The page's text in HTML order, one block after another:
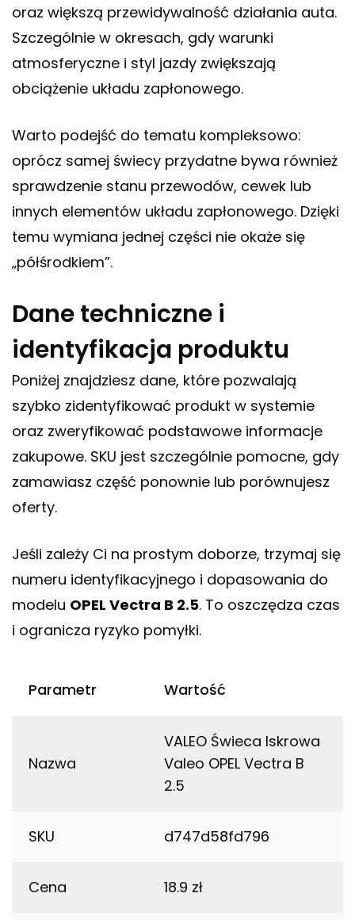
oraz większą przewidywalność działania auta.
Szczególnie w okresach, gdy warunki
atmosferyczne i styl jazdy zwiększają
obciążenie układu zapłonowego.
Warto podejść do tematu kompleksowo:
oprócz samej świecy przydatne bywa również
sprawdzenie stanu przewodów, cewek lub
innych elementów układu zapłonowego. Dzięki
temu wymiana jednej części nie okaże się
„półśrodkiem”.
Dane techniczne i
identyfikacja produktu
Poniżej znajdziesz dane, które pozwalają
szybko zidentyfikować produkt w systemie
oraz zweryfikować podstawowe informacje
zakupowe. SKU jest szczególnie pomocne, gdy
zamawiasz część ponownie lub porównujesz
oferty.
Jeśli zależy Ci na prostym doborze, trzymaj się
numeru identyfikacyjnego i dopasowania do
modelu OPEL Vectra B 2.5. To oszczędza czas
i ogranicza ryzyko pomyłki.
Parametr Wartość
Nazwa
VALEO Świeca Iskrowa
Valeo OPEL Vectra B
2.5
SKU d747d58fd796
Cena 18.9 zł